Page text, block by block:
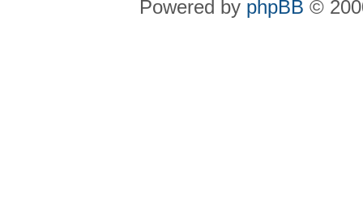
Powered by phpBB ©